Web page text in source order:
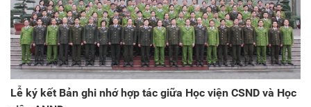
Lễ ký kết Bản ghi nhớ hợp tác giữa Học viện CSND và Học